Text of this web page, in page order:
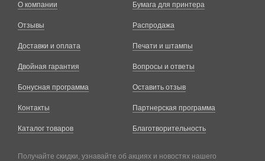
О компании
Отзывы
Доставки и оплата
Двойная гарантия
Бонусная программа
Контакты
Каталог товаров
Бумага для принтера
Распродажа
Печати и штампы
Вопросы и ответы
Оставить отзыв
Партнерская программа
Благотворительность
Получайте скидки, узнавайте об акциях и новостях нашего